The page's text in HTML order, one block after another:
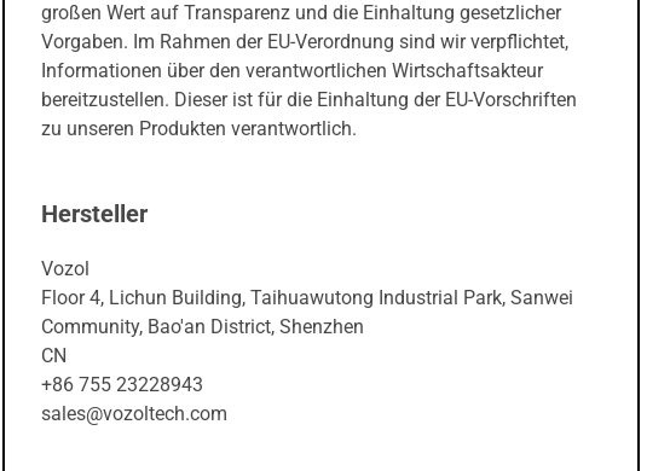
großen Wert auf Transparenz und die Einhaltung gesetzlicher
Vorgaben. Im Rahmen der EU-Verordnung sind wir verpflichtet,
Informationen über den verantwortlichen Wirtschaftsakteur
bereitzustellen. Dieser ist für die Einhaltung der EU-Vorschriften
zu unseren Produkten verantwortlich.
Hersteller
Vozol
Floor 4, Lichun Building, Taihuawutong Industrial Park, Sanwei
Community, Bao'an District, Shenzhen
CN
+86 755 23228943
sales@vozoltech.com